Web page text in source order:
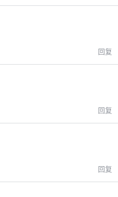
回复
回复
回复